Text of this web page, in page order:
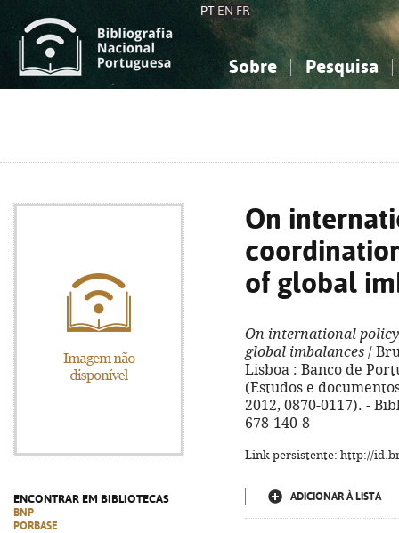
PT EN FR
Sobre Pesquisa
ENCONTRAR EM BIBLIOTECAS
BNP
PORBASE
On
of global
On international
global imbalances /
Lisboa : Banco de
(Estudos e
2012, 0870-0117). -
678-140-8
Link persistente: http://
ADICIONAR À LISTA